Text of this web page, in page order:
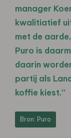
manager
kwalitiatief
met de
Puro is
daarin
partij als
koffie kiest.”
Bron: Puro